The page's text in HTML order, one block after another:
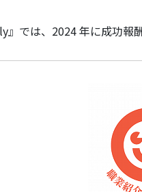
、2024 年に成